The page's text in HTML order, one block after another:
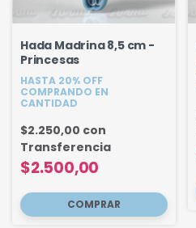
Hada Madrina 8,5 cm -
Princesas
HASTA 20% OFF
COMPRANDO EN
CANTIDAD
$2.500,00
$2.250,00 con
Transferencia